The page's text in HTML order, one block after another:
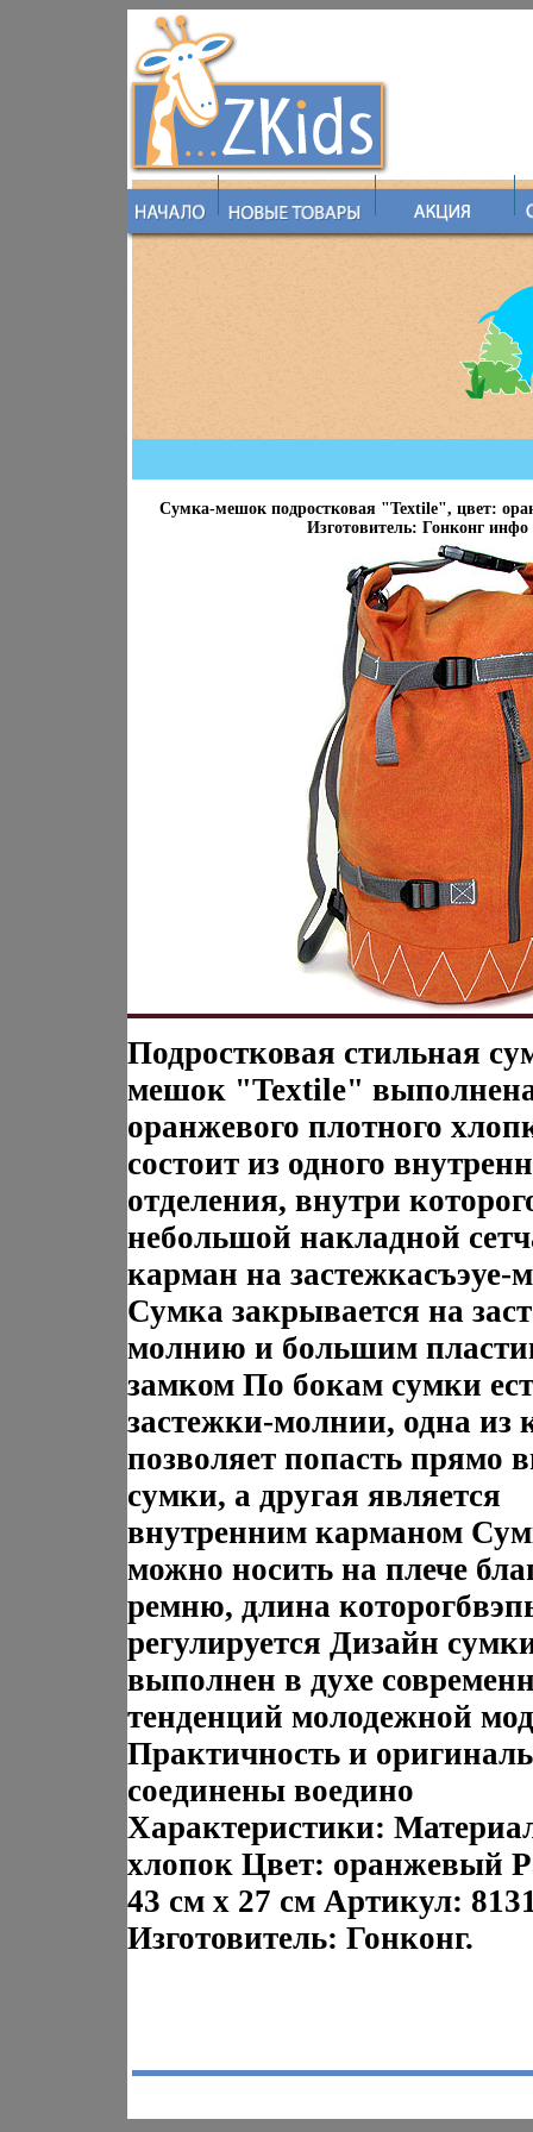
Сумка-мешок подростковая "Textile", цвет:
Изготовитель: Гонконг инфо
Подростковая стильная
мешок "Textile"
оранжевого плотного
состоит из одного
отделения, внутри
небольшой накладной
карман на застежкасъэуе-
Сумка закрывается на
молнию и большим
замком По бокам сумки
застежки-молнии, одна из
позволяет попасть прямо
сумки, а другая является
внутренним карманом
можно носить на плече
ремню, длина
регулируется Дизайн
выполнен в духе
тенденций молодежной
Практичность и
соединены воедино
Характеристики:
хлопок Цвет: оранжевый
43 см х 27 см Артикул:
Изготовитель: Гонконг.